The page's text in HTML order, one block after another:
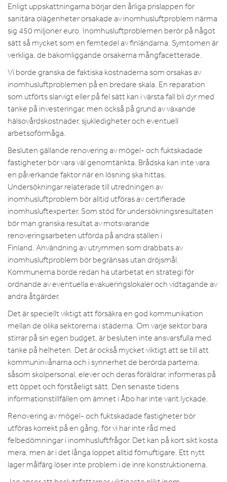
Enligt uppskattningarna börjar den årliga prislappen för
sanitära olägenheter orsakade av inomhusluftproblem närma
sig 450 miljoner euro. Inomhusluftproblemen berör på något
sätt så mycket som en femtedel av finländarna. Symtomen är
verkliga, de bakomliggande orsakerna mångfacetterade.
Vi borde granska de faktiska kostnaderna som orsakas av
inomhusluftproblemen på en bredare skala. En reparation
som utförts slarvigt eller på fel sätt kan i värsta fall bli dyr med
tanke på investeringar, men också på grund av växande
hälsovårdskostnader, sjukledigheter och eventuell
arbetsoförmåga.
Besluten gällande renovering av mögel- och fuktskadade
fastigheter bör vara väl genomtänkta. Brådska kan inte vara
en påverkande faktor när en lösning ska hittas.
Undersökningar relaterade till utredningen av
inomhusluftproblem bör alltid utföras av certifierade
inomhusluftexperter. Som stöd för undersökningsresultaten
bör man granska resultat av motsvarande
renoveringsarbeten utförda på andra ställen i
Finland. Användning av utrymmen som drabbats av
inomhusluftproblem bör begränsas utan dröjsmål.
Kommunerna borde redan ha utarbetat en strategi för
ordnande av eventuella evakueringslokaler och vidtagande av
andra åtgärder.
Det är speciellt viktigt att försäkra en god kommunikation
mellan de olika sektorerna i städerna. Om varje sektor bara
stirrar på sin egen budget, är besluten inte ansvarsfulla med
tanke på helheten. Det är också mycket viktigt att se till att
kommuninvånarna och i synnerhet de berörda parterna,
såsom skolpersonal, elever och deras föräldrar, informeras på
ett öppet och förståeligt sätt. Den senaste tidens
informationstillfällen om ämnet i Åbo har inte varit lyckade.
Renovering av mögel- och fuktskadade fastigheter bör
utföras korrekt på en gång, för vi har inte råd med
felbedömningar i inomhusluftfrågor. Det kan på kort sikt kosta
mera, men är i det långa loppet alltid förnuftigare. Ett nytt
lager målfärg löser inte problem i de inre konstruktionerna.